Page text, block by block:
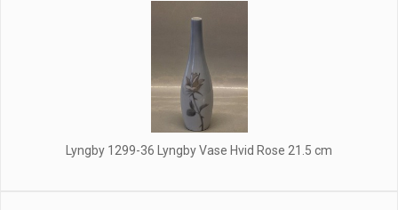
Lyngby 1299-36 Lyngby Vase Hvid Rose 21.5 cm